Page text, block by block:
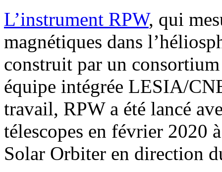
L’instrument RPW, qui
magnétiques dans
construit par un
équipe intégrée LESIA/
travail, RPW a été lancé
télescopes en février 2020
Solar Orbiter en direction